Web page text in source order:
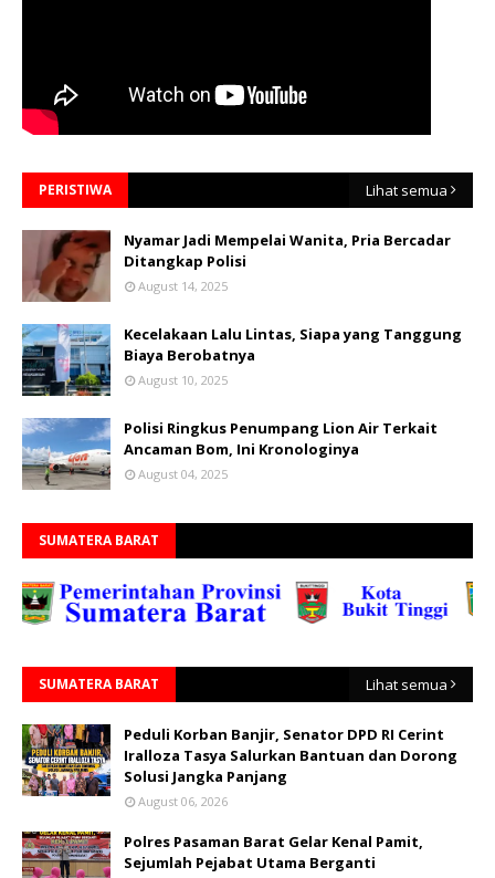
PERISTIWA Lihat semua
Nyamar Jadi Mempelai Wanita, Pria Bercadar
Ditangkap Polisi
August 14, 2025
Kecelakaan Lalu Lintas, Siapa yang Tanggung
Biaya Berobatnya
August 10, 2025
Polisi Ringkus Penumpang Lion Air Terkait
Ancaman Bom, Ini Kronologinya
August 04, 2025
SUMATERA BARAT
SUMATERA BARAT Lihat semua
Peduli Korban Banjir, Senator DPD RI Cerint
Iralloza Tasya Salurkan Bantuan dan Dorong
Solusi Jangka Panjang
August 06, 2026
Polres Pasaman Barat Gelar Kenal Pamit,
Sejumlah Pejabat Utama Berganti